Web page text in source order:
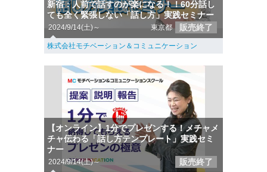
新宿：人前で話すのが楽になる！！60分話し
ても全く緊張しない「話し方」実践セミナー
2024/9/14(土)～ 東京都 販売終了
株式会社モチベーション＆コミュニケーション
【オンライン】1分でプレゼンする！メチャメ
チャ伝わる「話し方テンプレート」実践セミ
ナー
2024/9/14(土)～ 販売終了